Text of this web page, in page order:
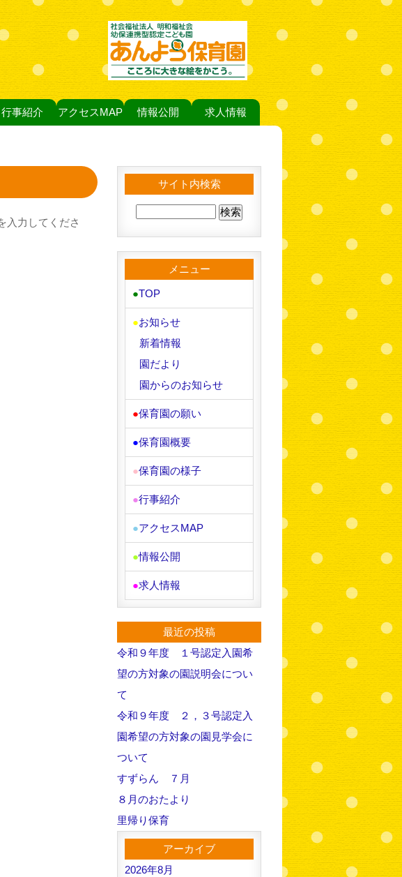
行事紹介 アクセスMAP 情報公開 求人情報
入力してくださ
サイト内検索
メニュー
●TOP
●お知らせ
新着情報
園だより
園からのお知らせ
●保育園の願い
●保育園概要
●保育園の様子
●行事紹介
●アクセスMAP
●情報公開
●求人情報
最近の投稿
令和９年度 １号認定入園希
望の方対象の園説明会につい
て
令和９年度 ２，３号認定入
園希望の方対象の園見学会に
ついて
すずらん ７月
８月のおたより
里帰り保育
アーカイブ
2026年8月